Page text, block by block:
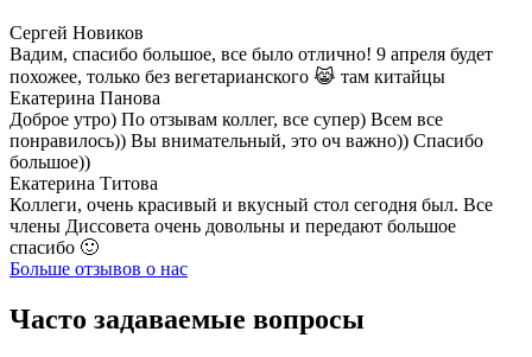
Сергей Новиков
Вадим, спасибо большое, все было отлично! 9 апреля будет
похожее, только без вегетарианского 😹 там китайцы
Екатерина Панова
Доброе утро) По отзывам коллег, все супер) Всем все
понравилось)) Вы внимательный, это оч важно)) Спасибо
большое))
Екатерина Титова
Коллеги, очень красивый и вкусный стол сегодня был. Все
члены Диссовета очень довольны и передают большое
спасибо 🙂
Больше отзывов о нас
Часто задаваемые вопросы